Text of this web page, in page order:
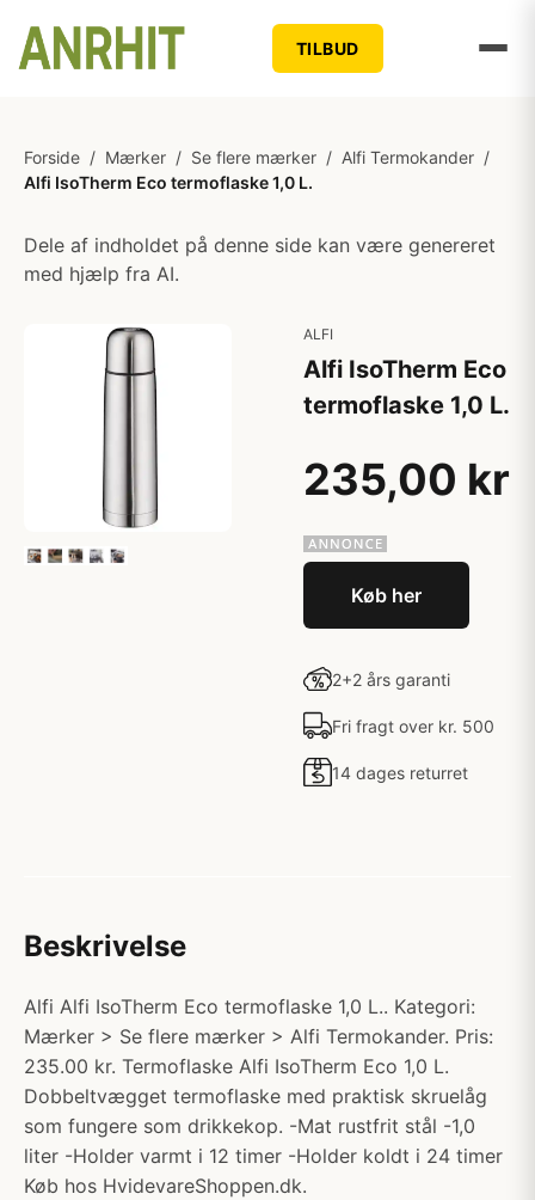
TILBUD
Forside / Mærker / Se flere mærker / Alfi Termokander /
Alfi IsoTherm Eco termoflaske 1,0 L.
Dele af indholdet på denne side kan være genereret
med hjælp fra AI.
ALFI
Alfi IsoTherm Eco
termoflaske 1,0 L.
235,00 kr
Køb her
2+2 års garanti
Fri fragt over kr. 500
14 dages returret
Beskrivelse
Alfi Alfi IsoTherm Eco termoflaske 1,0 L.. Kategori:
Mærker > Se flere mærker > Alfi Termokander. Pris:
235.00 kr. Termoflaske Alfi IsoTherm Eco 1,0 L.
Dobbeltvægget termoflaske med praktisk skruelåg
som fungere som drikkekop. -Mat rustfrit stål -1,0
liter -Holder varmt i 12 timer -Holder koldt i 24 timer
Køb hos HvidevareShoppen.dk.